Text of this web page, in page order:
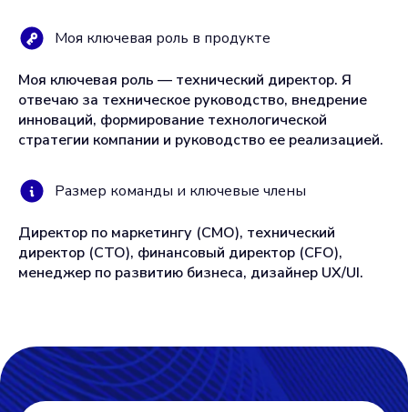
Моя ключевая роль в продукте
Моя ключевая роль — технический директор. Я
отвечаю за техническое руководство, внедрение
инноваций, формирование технологической
стратегии компании и руководство ее реализацией.
Размер команды и ключевые члены
Директор по маркетингу (CMO), технический
директор (CTO), финансовый директор (CFO),
менеджер по развитию бизнеса, дизайнер UX/UI.